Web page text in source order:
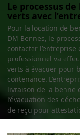
Le processus
verts avec
Pour la location de
DM Bennes, le
contacter
professionnel va
verts à évacuer pour
contenance.
livraison de la benne
l’évacuation des
de reçu pour